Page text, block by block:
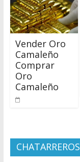
Vender Oro
Camaleño
Comprar
Oro
Camaleño
CHATARREROS